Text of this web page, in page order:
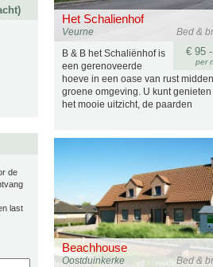
Het Schalienhof
Bed &
Veurne
€ 95
per
B & B het Schaliënhof is
een gerenoveerde
hoeve in een oase van rust
groene omgeving. U kunt genieten
het mooie uitzicht, de paarden
Beachhouse
Bed &
Oostduinkerke
de
last